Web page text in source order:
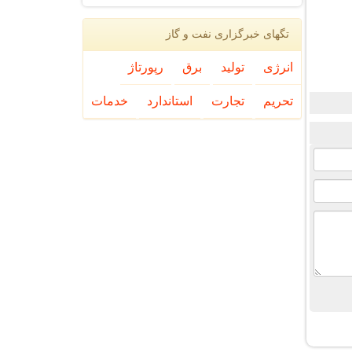
تگهای خبرگزاری نفت و گاز
انرژی تولید برق رپورتاژ
تحریم تجارت استاندارد خدمات